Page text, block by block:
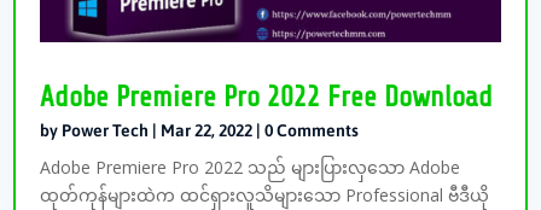
Adobe Premiere Pro 2022 Free Download
by Power Tech | Mar 22, 2022 | 0 Comments
Adobe Premiere Pro 2022 သည် များပြားလှသော Adobe
ထုတ်ကုန်များထဲက ထင်ရှားလူသိများသော Professional ဗီဒီယို